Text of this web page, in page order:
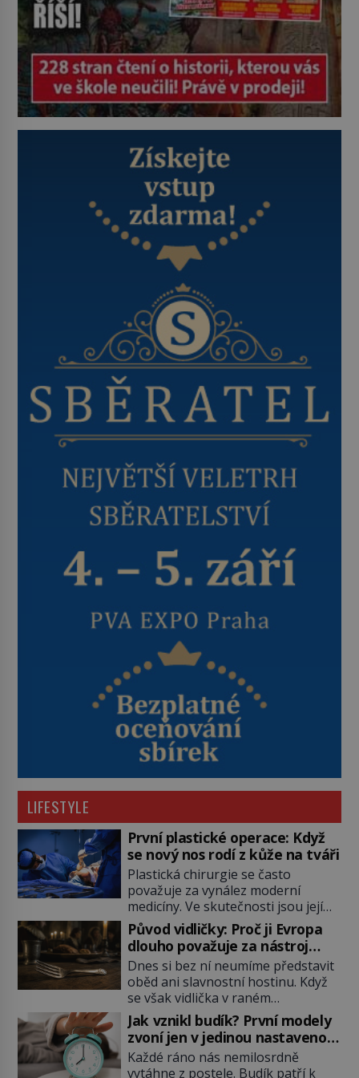
LIFESTYLE
První plastické operace: Když
se nový nos rodí z kůže na tváři
Plastická chirurgie se často
považuje za vynález moderní
medicíny. Ve skutečnosti jsou její
kořeny staré více než dva a půl
tisíce let. V dobách, kdy ještě
neexistují antibiotika ani anestezie,
se odvážní lékaři pokoušejí vracet
lidem tváře znetvořené válkou,
tresty nebo nehodami. Jejich
metody jsou překvapivě
promyšlené a některé principy
používají chirurgové dodnes. Úplně
první […]
Původ vidličky: Proč ji Evropa
dlouho považuje za nástroj
samotného satana?
Dnes si bez ní neumíme představit
oběd ani slavnostní hostinu. Když
se však vidlička v raném
středověku objevuje na evropských
stolech, vzbuzuje pohoršení,
posměch i strach. Mnozí duchovní ji
označují za projev pýchy a
Jak vznikl budík? První modely
zvoní jen v jedinou nastavenou
hodinu
Každé ráno nás nemilosrdně
vytáhne z postele. Budík patří k